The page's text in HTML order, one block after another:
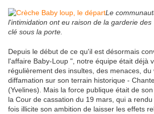
Le
l'intimidation ont eu raison de la garderie des
clé sous la porte.
Depuis le début de ce qu'il est désormais
l'affaire Baby-Loup ", notre équipe était déjà
régulièrement des insultes, des menaces, du
diffamation sur son terrain historique -
(Yvelines). Mais la force publique était de
la Cour de cassation du 19 mars, qui a
fois illicite son ambition de laisser les effets